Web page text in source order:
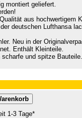
montiert geliefert.
aus hochwertigem
deutschen Lufthansa
Neu in der
Enthält Kleinteile.
scharfe und spitze Bauteile.
1-3 Tage*